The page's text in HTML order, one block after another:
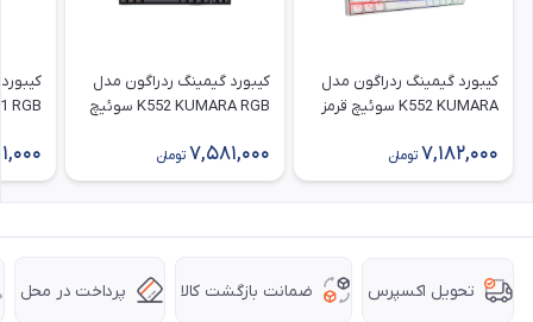
کیبورد گیمینگ ردراگون مدل
K552 KUMARA سوئیچ قرمز
7,182,000 تومان
کیبورد گیمینگ ردراگون مدل
K552 KUMARA RGB سوئیچ
7,581,000 تومان
RGB
تحویل اکسپرس ضمانت بازگشت کالا پرداخت در محل